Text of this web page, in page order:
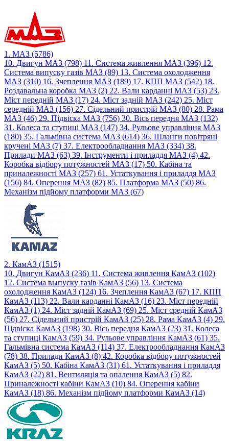
1. МАЗ (5786)
10. Двигун МАЗ (798) 11. Система живлення МАЗ (396) 12.
Система випуску газів МАЗ (89) 13. Система охолодження
МАЗ (310) 16. Зчеплення МАЗ (189) 17. КПП МАЗ (542) 18.
Роздавальна коробка МАЗ (2) 22. Вали карданні МАЗ (53) 23.
Міст передній МАЗ (17) 24. Міст задній МАЗ (242) 25. Міст
середній МАЗ (156) 27. Сідельний пристрій МАЗ (80) 28. Рама
МАЗ (46) 29. Підвіска МАЗ (756) 30. Вісь передня МАЗ (132)
31. Колеса та ступиці МАЗ (147) 34. Рульове управління МАЗ
(180) 35. Гальмівна система МАЗ (614) 36. Шланги повітряні
кручені МАЗ (7) 37. Електрообладнання МАЗ (334) 38.
Прилади МАЗ (63) 39. Інструменти і приладдя МАЗ (4) 42.
Коробка відбору потужностей МАЗ (17) 50. Кабіна та
приналежності МАЗ (257) 61. Устаткування і приладдя МАЗ
(156) 84. Оперення МАЗ (82) 85. Платформа МАЗ (50) 86.
Механізм підйому платформи МАЗ (67)
2. КамАЗ (1515)
10. Двигун КамАЗ (236) 11. Система живлення КамАЗ (102)
12. Система выпуску газів КамАЗ (56) 13. Система
охолодження КамАЗ (124) 16. Зчеплення КамАЗ (67) 17. КПП
КамАЗ (113) 22. Вали карданні КамАЗ (16) 23. Міст передній
КамАЗ (1) 24. Міст задній КамАЗ (69) 25. Міст средній КамАЗ
(56) 27. Сідельний пристрій КамАЗ (25) 28. Рама КамАЗ (4) 29.
Підвіска КамАЗ (198) 30. Вісь передня КамАЗ (23) 31. Колеса
та ступиці КамАЗ (59) 34. Рульове управління КамАЗ (61) 35.
Гальмівна система КамАЗ (114) 37. Електрообладнання КамАЗ
(78) 38. Прилади КамАЗ (8) 42. Коробка відбору потужностей
КамАЗ (5) 50. Кабіна КамАЗ (31) 61. Устаткування і приладдя
КамАЗ (22) 81. Вентиляція та опалення КамАЗ (5) 82.
Приналежності кабіни КамАЗ (10) 84. Оперення кабіни
КамАЗ (18) 86. Механізм підйому платформи КамАЗ (14)